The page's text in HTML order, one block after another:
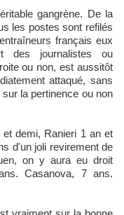
gangrène. De la
les postes sont refilés
français eux
des journalistes ou
ou non, est aussitôt
attaqué, sans
la pertinence ou non
demi, Ranieri 1 an et
d'un joli revirement de
on y aura eu droit
Casanova, 7 ans.